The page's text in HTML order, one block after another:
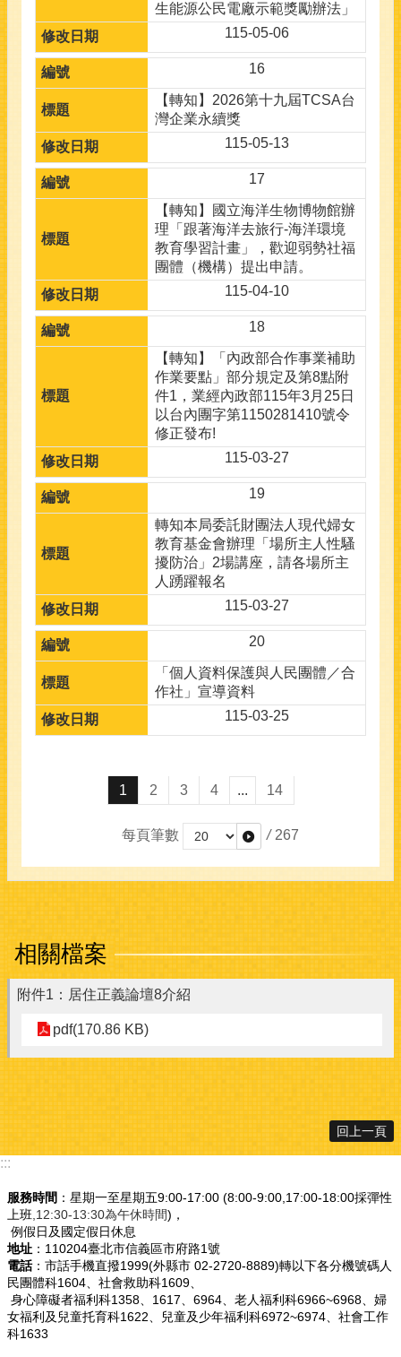
生能源公民電廠示範獎勵辦法」
115-05-06
16
【轉知】2026第十九屆TCSA台
灣企業永續獎
115-05-13
17
【轉知】國立海洋生物博物館辦
理「跟著海洋去旅行-海洋環境
教育學習計畫」，歡迎弱勢社福
團體（機構）提出申請。
115-04-10
18
【轉知】「內政部合作事業補助
作業要點」部分規定及第8點附
件1，業經內政部115年3月25日
以台內團字第1150281410號令
修正發布!
115-03-27
19
轉知本局委託財團法人現代婦女
教育基金會辦理「場所主人性騷
擾防治」2場講座，請各場所主
人踴躍報名
115-03-27
20
「個人資料保護與人民團體／合
作社」宣導資料
115-03-25
1 2 3 4 ... 14
每頁筆數 / 267
相關檔案
附件1：居住正義論壇8介紹
pdf(170.86 KB)
回上一頁
:::
服務時間 ：星期一至星期五9:00-17:00 (8:00-9:00,17:00-18:00採彈性
上班 ,12:30-13:30為午休時間)，
例假日及國定假日休息
地址 ：110204臺北市信義區市府路1號
電話：市話手機直撥1999(外縣市 02-2720-8889)轉以下各分機號碼人
民團體科1604、社會救助科1609、
身心障礙者福利科1358、1617、6964、老人福利科6966~6968、婦
女福利及兒童托育科1622、兒童及少年福利科6972~6974、社會工作
科1633